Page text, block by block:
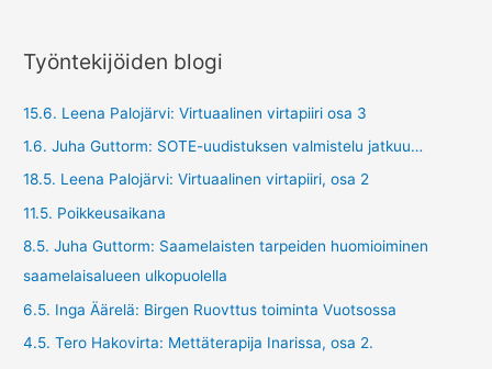
Työntekijöiden blogi
15.6. Leena Palojärvi: Virtuaalinen virtapiiri osa 3
1.6. Juha Guttorm: SOTE-uudistuksen valmistelu jatkuu…
18.5. Leena Palojärvi: Virtuaalinen virtapiiri, osa 2
11.5. Poikkeusaikana
8.5. Juha Guttorm: Saamelaisten tarpeiden huomioiminen
saamelaisalueen ulkopuolella
6.5. Inga Äärelä: Birgen Ruovttus toiminta Vuotsossa
4.5. Tero Hakovirta: Mettäterapija Inarissa, osa 2.